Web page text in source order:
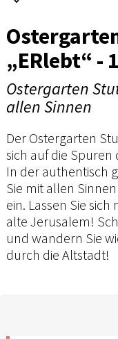
„ERlebt“ -
Ostergarten
allen Sinnen
Der Ostergarten
sich auf die
In der authentisch
Sie mit allen
ein. Lassen Sie
alte Jerusalem!
und wandern Sie
durch die Altstadt!